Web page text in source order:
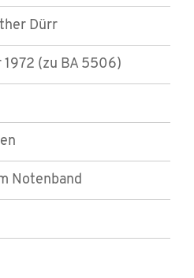
Dürr
(zu BA 5506)
Notenband